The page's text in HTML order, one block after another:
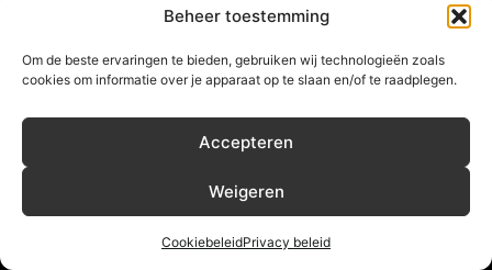
Beheer toestemming
Om de beste ervaringen te bieden, gebruiken wij technologieën zoals
cookies om informatie over je apparaat op te slaan en/of te raadplegen.
Accepteren
Weigeren
CookiebeleidPrivacy beleid